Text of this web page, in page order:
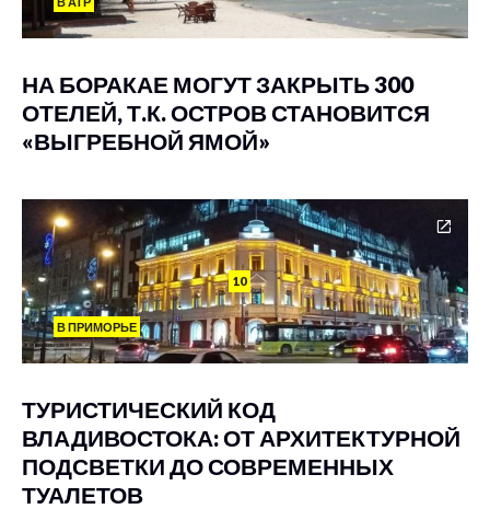
НА БОРАКАЕ МОГУТ ЗАКРЫТЬ 300
ОТЕЛЕЙ, Т.К. ОСТРОВ СТАНОВИТСЯ
«ВЫГРЕБНОЙ ЯМОЙ»
10
В ПРИМОРЬЕ
ТУРИСТИЧЕСКИЙ КОД
ВЛАДИВОСТОКА: ОТ АРХИТЕКТУРНОЙ
ПОДСВЕТКИ ДО СОВРЕМЕННЫХ
ТУАЛЕТОВ